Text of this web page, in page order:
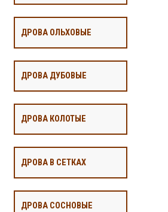
ДРОВА ОЛЬХОВЫЕ
ДРОВА ДУБОВЫЕ
ДРОВА КОЛОТЫЕ
ДРОВА В СЕТКАХ
ДРОВА СОСНОВЫЕ